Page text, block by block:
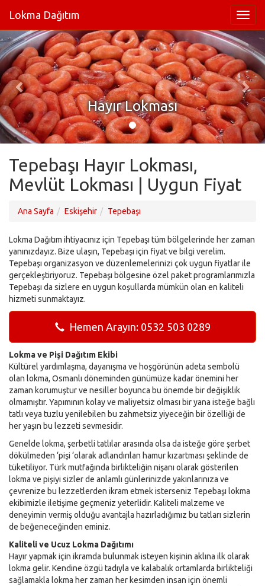
Lokma Dağıtım
Hayır Lokması
Tepebaşı Hayır Lokması,
Mevlüt Lokması | Uygun Fiyat
Ana Sayfa Eskişehir Tepebaşı
Lokma Dağıtım ihtiyacınız için Tepebaşı tüm bölgelerinde her zaman
yanınızdayız. Bize ulaşın, Tepebaşı için fiyat ve bilgi verelim.
Tepebaşı organizasyon ve düzenlemelerinizi çok uygun fiyatlar ile
gerçekleştiriyoruz. Tepebaşı bölgesine özel paket programlarımızla
Tepebaşı da sizlere en uygun koşullarda mümkün olan en kaliteli
hizmeti sunmaktayız.
Hemen Arayın: 0532 503 0289
Lokma ve Pişi Dağıtım Ekibi
Kültürel yardımlaşma, dayanışma ve hoşgörünün adeta sembolü
olan lokma, Osmanlı döneminden günümüze kadar önemini her
zaman korumuştur ve nesiller boyunca bu önemde bir değişiklik
olmamıştır. Yapımının kolay ve maliyetsiz olması bir yana isteğe bağlı
tatlı veya tuzlu yenilebilen bu zahmetsiz yiyeceğin bir özelliği de
her yaşın bu lezzeti sevmesidir.
Genelde lokma, şerbetli tatlılar arasında olsa da isteğe göre şerbet
dökülmeden ‘pişi ‘olarak adlandırılan hamur kızartması şeklinde de
tüketiliyor. Türk mutfağında birlikteliğin nişanı olarak gösterilen
lokma ve pişiyi sizler de anlamlı günlerinizde yakınlarınıza ve
çevrenize bu lezzetlerden ikram etmek isterseniz Tepebaşı lokma
ekibimizle iletişime geçmeniz yeterlidir. Kaliteli malzeme ve
deneyimin vermiş olduğu avantajla hazırladığımız bu tatları sizlerin
de beğeneceğinden eminiz.
Kaliteli ve Ucuz Lokma Dağıtımı
Hayır yapmak için ikramda bulunmak isteyen kişinin aklına ilk olarak
lokma gelir. Kendine özgü tadıyla ve kalabalık ortamlarda birlikteliği
sağlamakla lokma her zaman her kesimden insan için önemli